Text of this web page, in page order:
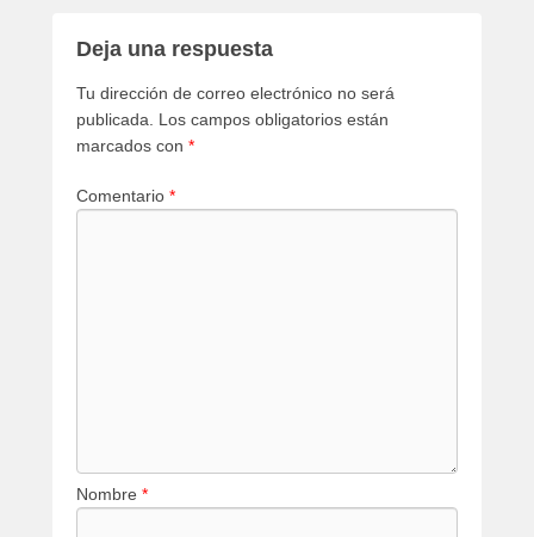
Deja una respuesta
Tu dirección de correo electrónico no será
publicada. Los campos obligatorios están
marcados con *
Comentario *
Nombre *